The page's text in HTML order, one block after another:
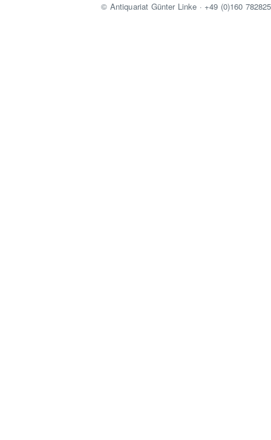
© Antiquariat Günter Linke · +49 (0)160